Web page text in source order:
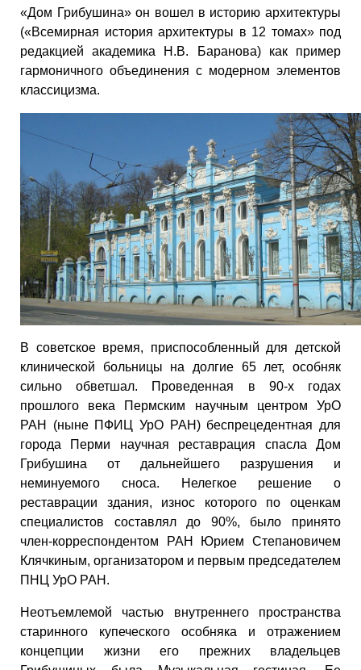
«Дом Грибушина» он вошел в историю архитектуры
(«Всемирная история архитектуры в 12 томах» под
редакцией академика Н.В. Баранова) как пример
гармоничного объединения с модерном элементов
классицизма.
В советское время, приспособленный для детской
клинической больницы на долгие 65 лет, особняк
сильно обветшал. Проведенная в 90-х годах
прошлого века Пермским научным центром УрО
РАН (ныне ПФИЦ УрО РАН) беспрецедентная для
города Перми научная реставрация спасла Дом
Грибушина от дальнейшего разрушения и
неминуемого сноса. Нелегкое решение о
реставрации здания, износ которого по оценкам
специалистов составлял до 90%, было принято
член-корреспондентом РАН Юрием Степановичем
Клячкиным, организатором и первым председателем
ПНЦ УрО РАН.
Неотъемлемой частью внутреннего пространства
старинного купеческого особняка и отражением
концепции жизни его прежних владельцев